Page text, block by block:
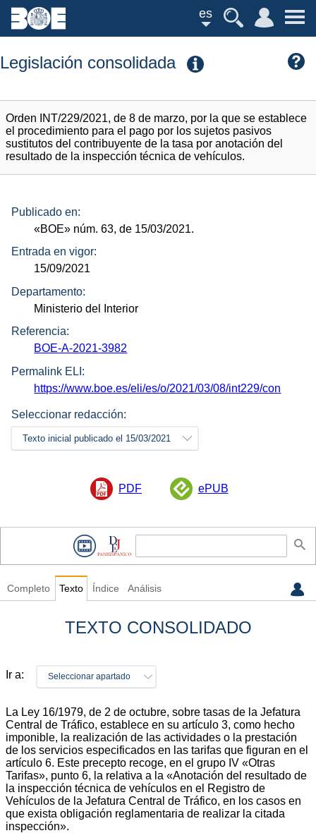
es
Legislación consolidada
Orden INT/229/2021, de 8 de marzo, por la que se establece
el procedimiento para el pago por los sujetos pasivos
sustitutos del contribuyente de la tasa por anotación del
resultado de la inspección técnica de vehículos.
Publicado en:
«BOE» núm. 63, de 15/03/2021.
Entrada en vigor:
15/09/2021
Departamento:
Ministerio del Interior
Referencia:
BOE-A-2021-3982
Permalink ELI:
https://www.boe.es/eli/es/o/2021/03/08/int229/con
Seleccionar redacción:
Texto inicial publicado el 15/03/2021
PDF ePUB
Completo Texto Índice Análisis
TEXTO CONSOLIDADO
Ir a: Seleccionar apartado
La Ley 16/1979, de 2 de octubre, sobre tasas de la Jefatura
Central de Tráfico, establece en su artículo 3, como hecho
imponible, la realización de las actividades o la prestación
de los servicios especificados en las tarifas que figuran en el
artículo 6. Este precepto recoge, en el grupo IV «Otras
Tarifas», punto 6, la relativa a la «Anotación del resultado de
la inspección técnica de vehículos en el Registro de
Vehículos de la Jefatura Central de Tráfico, en los casos en
que exista obligación reglamentaria de realizar la citada
inspección».